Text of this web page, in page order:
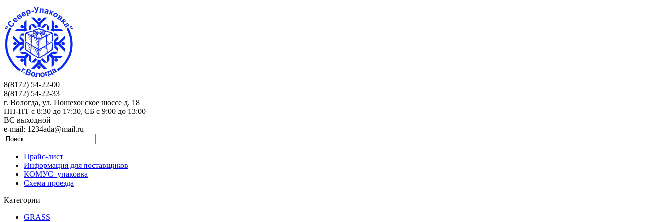
8(8172) 54-22-00
8(8172) 54-22-33
г. Вологда, ул. Пошехонское шоссе д. 18
ПН-ПТ c 8:30 до 17:30, СБ с 9:00 до 13:00
ВС выходной
e-mail: 1234ada@mail.ru
Прайс-лист
Информация для поставщиков
КОМУС–упаковка
Схема проезда
Категории
GRASS